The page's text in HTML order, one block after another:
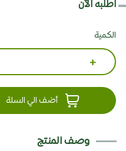
اطلبه الآن
الكمية
+
أضف الي السلة
وصف المنتج